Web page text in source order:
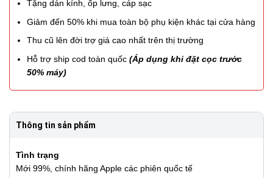
Tặng dán kính, ốp lưng, cáp sạc
Giảm đến 50% khi mua toàn bộ phụ kiện khác tại cửa hàng
Thu cũ lên đời trợ giá cao nhất trên thị trường
Hỗ trợ ship cod toàn quốc (Áp dụng khi đặt cọc trước
50% máy)
Thông tin sản phẩm
Tình trạng
Mới 99%, chính hãng Apple các phiên quốc tế